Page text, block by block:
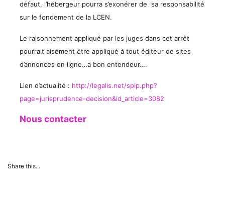
défaut, l’hébergeur pourra s’exonérer de sa responsabilité
sur le fondement de la LCEN.
Le raisonnement appliqué par les juges dans cet arrêt
pourrait aisément être appliqué à tout éditeur de sites
d’annonces en ligne…a bon entendeur….
Lien d’actualité : http://legalis.net/spip.php?
page=jurisprudence-decision&id_article=3082
Nous contacter
Share this...